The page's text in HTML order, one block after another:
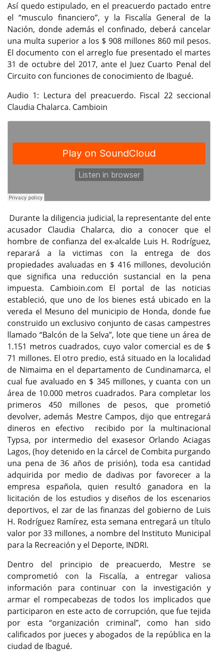
Así quedo estipulado, en el preacuerdo pactado entre
el “musculo financiero”, y la Fiscalía General de la
Nación, donde además el confinado, deberá cancelar
una multa superior a los $ 908 millones 860 mil pesos.
El documento con el arreglo fue presentado el martes
31 de octubre del 2017, ante el Juez Cuarto Penal del
Circuito con funciones de conocimiento de Ibagué.
Audio 1: Lectura del preacuerdo. Fiscal 22 seccional
Claudia Chalarca. Cambioin
Durante la diligencia judicial, la representante del ente
acusador Claudia Chalarca, dio a conocer que el
hombre de confianza del ex-alcalde Luis H. Rodríguez,
reparará a la victimas con la entrega de dos
propiedades avaluadas en $ 416 millones, devolución
que significa una reducción sustancial en la pena
impuesta. Cambioin.com El portal de las noticias
estableció, que uno de los bienes está ubicado en la
vereda el Mesuno del municipio de Honda, donde fue
construido un exclusivo conjunto de casas campestres
llamado “Balcón de la Selva”, lote que tiene un área de
1.151 metros cuadrados, cuyo valor comercial es de $
71 millones. El otro predio, está situado en la localidad
de Nimaima en el departamento de Cundinamarca, el
cual fue avaluado en $ 345 millones, y cuanta con un
área de 10.000 metros cuadrados. Para completar los
primeros 450 millones de pesos, que prometió
devolver, además Mestre Campos, dijo que entregará
dineros en efectivo recibido por la multinacional
Typsa, por intermedio del exasesor Orlando Aciagas
Lagos, (hoy detenido en la cárcel de Combita purgando
una pena de 36 años de prisión), toda esa cantidad
adquirida por medio de dadivas por favorecer a la
empresa española, quien resultó ganadora en la
licitación de los estudios y diseños de los escenarios
deportivos, el zar de las finanzas del gobierno de Luis
H. Rodríguez Ramírez, esta semana entregará un título
valor por 33 millones, a nombre del Instituto Municipal
para la Recreación y el Deporte, INDRI.
Dentro del principio de preacuerdo, Mestre se
comprometió con la Fiscalía, a entregar valiosa
información para continuar con la investigación y
armar el rompecabezas de todos los implicados que
participaron en este acto de corrupción, que fue tejida
por esta “organización criminal”, como han sido
calificados por jueces y abogados de la república en la
ciudad de Ibagué.